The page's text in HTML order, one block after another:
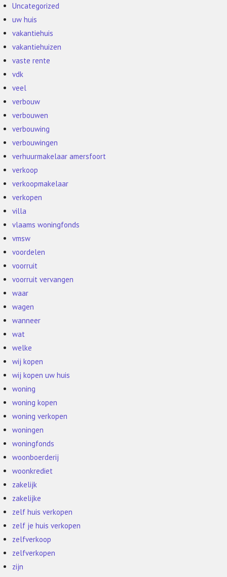
Uncategorized
uw huis
vakantiehuis
vakantiehuizen
vaste rente
vdk
veel
verbouw
verbouwen
verbouwing
verbouwingen
verhuurmakelaar amersfoort
verkoop
verkoopmakelaar
verkopen
villa
vlaams woningfonds
vmsw
voordelen
voorruit
voorruit vervangen
waar
wagen
wanneer
wat
welke
wij kopen
wij kopen uw huis
woning
woning kopen
woning verkopen
woningen
woningfonds
woonboerderij
woonkrediet
zakelijk
zakelijke
zelf huis verkopen
zelf je huis verkopen
zelfverkoop
zelfverkopen
zijn